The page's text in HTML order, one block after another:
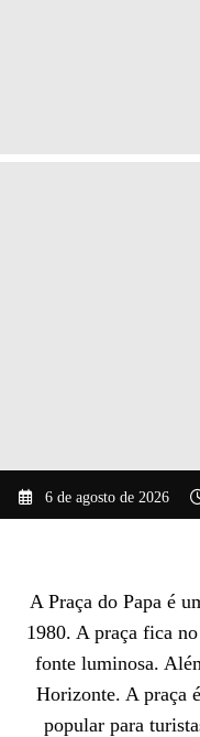
para
6 de agosto de 2026
A Praça do Papa é
1980. A praça fica
fonte luminosa.
Horizonte. A praça
popular para